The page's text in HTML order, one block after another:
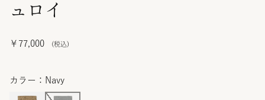
ュロイ
￥77,000
カラー：Navy